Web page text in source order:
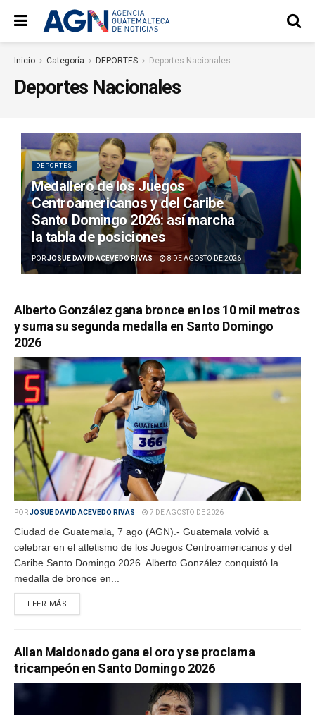
Inicio Categoría DEPORTES Deportes Nacionales
Deportes Nacionales
DEPORTES
Medallero de los Juegos
Centroamericanos y del Caribe
Santo Domingo 2026: así marcha
la tabla de posiciones
PORJOSUE DAVID ACEVEDO RIVAS 8 DE AGOSTO DE 2026
Alberto González gana bronce en los 10 mil metros
y suma su segunda medalla en Santo Domingo
2026
PORJOSUE DAVID ACEVEDO RIVAS 7 DE AGOSTO DE 2026
Ciudad de Guatemala, 7 ago (AGN).- Guatemala volvió a
celebrar en el atletismo de los Juegos Centroamericanos y del
Caribe Santo Domingo 2026. Alberto González conquistó la
medalla de bronce en...
LEER MÁS
Allan Maldonado gana el oro y se proclama
tricampeón en Santo Domingo 2026